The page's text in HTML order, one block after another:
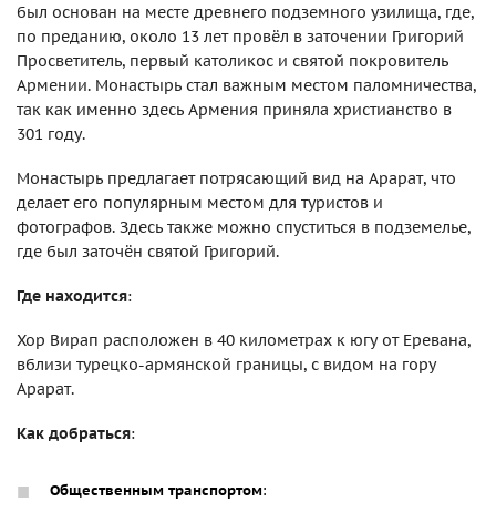
был основан на месте древнего подземного узилища, где,
по преданию, около 13 лет провёл в заточении Григорий
Просветитель, первый католикос и святой покровитель
Армении. Монастырь стал важным местом паломничества,
так как именно здесь Армения приняла христианство в
301 году.
Монастырь предлагает потрясающий вид на Арарат, что
делает его популярным местом для туристов и
фотографов. Здесь также можно спуститься в подземелье,
где был заточён святой Григорий.
Где находится:
Хор Вирап расположен в 40 километрах к югу от Еревана,
вблизи турецко-армянской границы, с видом на гору
Арарат.
Как добраться:
Общественным транспортом: